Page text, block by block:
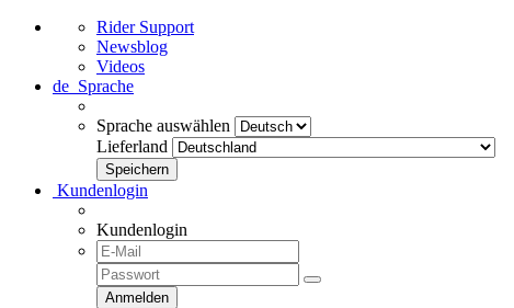
Rider Support
Newsblog
Videos
de Sprache
Sprache auswählen
Lieferland
Kundenlogin
Kundenlogin